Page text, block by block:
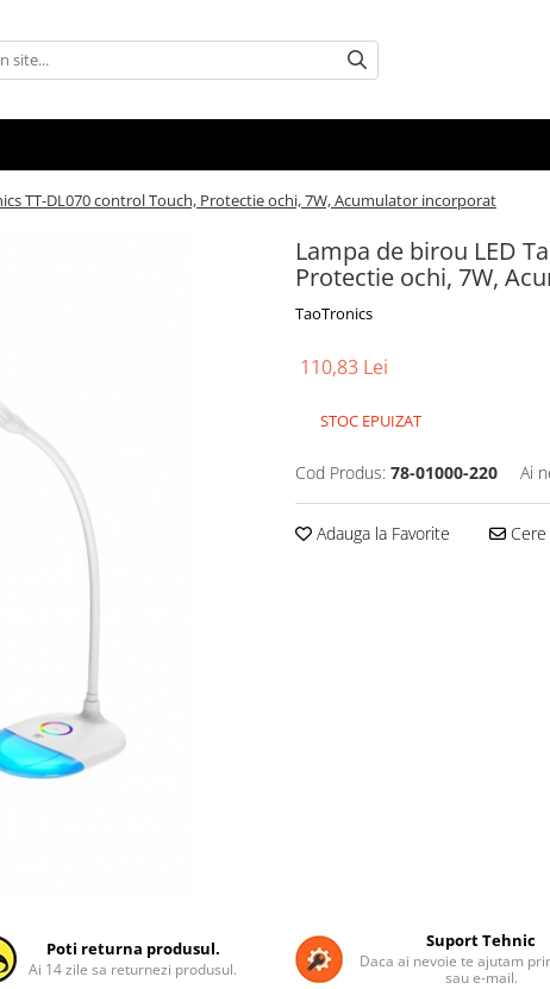
TT-DL070 control Touch, Protectie ochi, 7W, Acumulator incorporat
Lampa de birou LED
Protectie ochi, 7W,
TaoTronics
110,83 Lei
STOC EPUIZAT
Cod Produs: 78-01000-220 Ai
Adauga la Favorite
Poti returna produsul.
Ai 14 zile sa returnezi produsul.
Suport Tehnic
Daca ai nevoie te ajutam
sau e-mail.